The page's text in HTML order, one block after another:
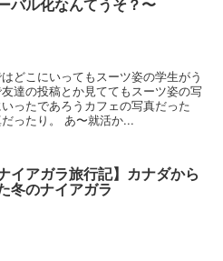
どこにいってもスーツ姿の学生がう
達の投稿とか見ててもスーツ姿の写
ったであろうカフェの写真だった
ったり。 あ〜就活か...
ナイアガラ旅行記】カナダから
冬のナイアガラ